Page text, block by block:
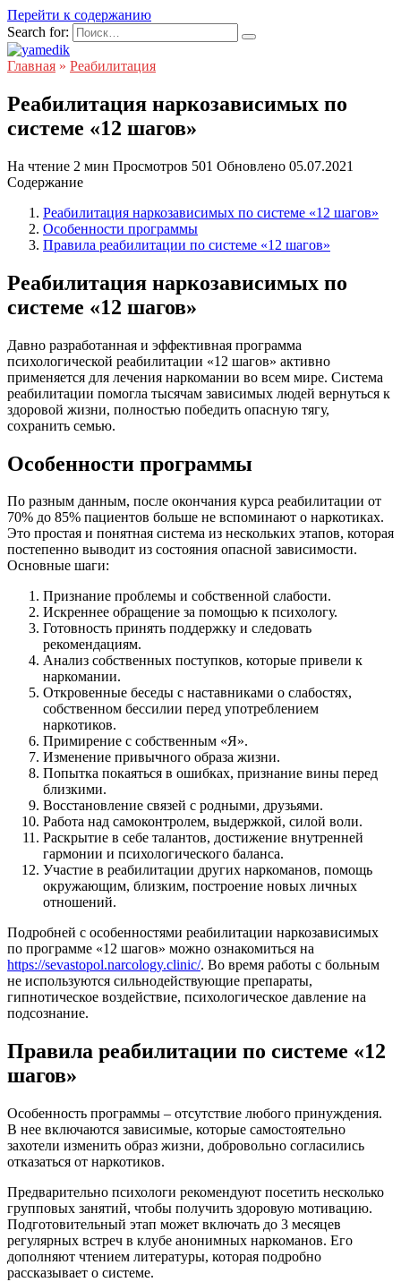
Перейти к содержанию
Search for:
Главная » Реабилитация
Реабилитация наркозависимых по
системе «12 шагов»
На чтение 2 мин Просмотров 501 Обновлено 05.07.2021
Содержание
Реабилитация наркозависимых по системе «12 шагов»
Особенности программы
Правила реабилитации по системе «12 шагов»
Реабилитация наркозависимых по
системе «12 шагов»
Давно разработанная и эффективная программа
психологической реабилитации «12 шагов» активно
применяется для лечения наркомании во всем мире. Система
реабилитации помогла тысячам зависимых людей вернуться к
здоровой жизни, полностью победить опасную тягу,
сохранить семью.
Особенности программы
По разным данным, после окончания курса реабилитации от
70% до 85% пациентов больше не вспоминают о наркотиках.
Это простая и понятная система из нескольких этапов, которая
постепенно выводит из состояния опасной зависимости.
Основные шаги:
Признание проблемы и собственной слабости.
Искреннее обращение за помощью к психологу.
Готовность принять поддержку и следовать
рекомендациям.
Анализ собственных поступков, которые привели к
наркомании.
Откровенные беседы с наставниками о слабостях,
собственном бессилии перед употреблением
наркотиков.
Примирение с собственным «Я».
Изменение привычного образа жизни.
Попытка покаяться в ошибках, признание вины перед
близкими.
Восстановление связей с родными, друзьями.
Работа над самоконтролем, выдержкой, силой воли.
Раскрытие в себе талантов, достижение внутренней
гармонии и психологического баланса.
Участие в реабилитации других наркоманов, помощь
окружающим, близким, построение новых личных
отношений.
Подробней с особенностями реабилитации наркозависимых
по программе «12 шагов» можно ознакомиться на
https://sevastopol.narcology.clinic/. Во время работы с больным
не используются сильнодействующие препараты,
гипнотическое воздействие, психологическое давление на
подсознание.
Правила реабилитации по системе «12
шагов»
Особенность программы – отсутствие любого принуждения.
В нее включаются зависимые, которые самостоятельно
захотели изменить образ жизни, добровольно согласились
отказаться от наркотиков.
Предварительно психологи рекомендуют посетить несколько
групповых занятий, чтобы получить здоровую мотивацию.
Подготовительный этап может включать до 3 месяцев
регулярных встреч в клубе анонимных наркоманов. Его
дополняют чтением литературы, которая подробно
рассказывает о системе.